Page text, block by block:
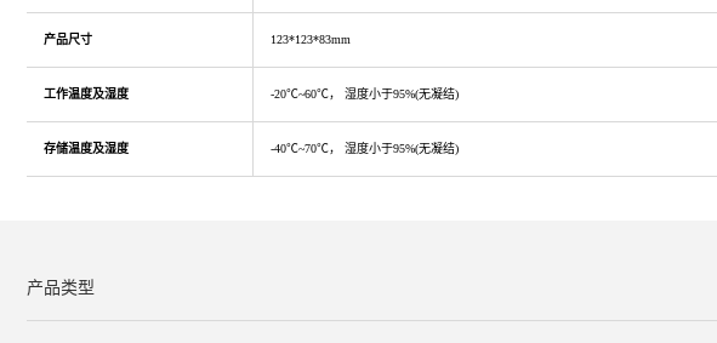
产品尺寸 123*123*83mm
工作温度及湿度 -20℃~60℃， 湿度小于95%(无凝结)
存储温度及湿度 -40℃~70℃， 湿度小于95%(无凝结)
产品类型